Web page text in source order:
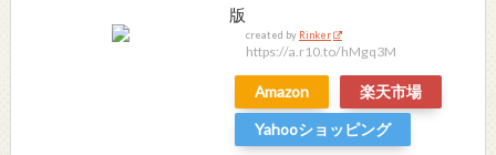
版
created by Rinker
https://a.r10.to/hMgq3M
Amazon
楽天市場
Yahooショッピング